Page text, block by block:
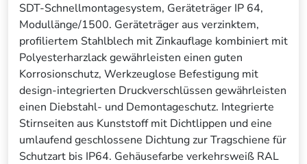
SDT-Schnellmontagesystem, Geräteträger IP 64,
Modullänge/1500. Geräteträger aus verzinktem,
profiliertem Stahlblech mit Zinkauflage kombiniert mit
Polyesterharzlack gewährleisten einen guten
Korrosionschutz, Werkzeuglose Befestigung mit
design-integrierten Druckverschlüssen gewährleisten
einen Diebstahl- und Demontageschutz. Integrierte
Stirnseiten aus Kunststoff mit Dichtlippen und eine
umlaufend geschlossene Dichtung zur Tragschiene für
Schutzart bis IP64. Gehäusefarbe verkehrsweiß RAL